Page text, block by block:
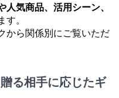
人気商品、活用シーン、
す。
から関係別にご覧いただ
る相手に応じたギ